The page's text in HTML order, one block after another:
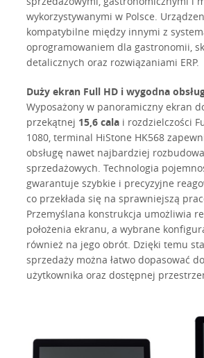
wykorzystywanymi w Polsce.
kompatybilne między innymi z
oprogramowaniem dla gastronomii,
detalicznych oraz rozwiązaniami ERP.
Duży ekran Full HD i wygodna
Wyposażony w panoramiczny ekran
przekątnej 15,6 cala i rozdzielczości
1080, terminal HiStone HK568
obsługę nawet najbardziej
sprzedażowych. Technologia
gwarantuje szybkie i precyzyjne
co przekłada się na sprawniejszą
Przemyślana konstrukcja umożliwia
położenia ekranu, a wybrane
również na jego obrót. Dzięki temu
sprzedaży można łatwo dopasować
użytkownika oraz dostępnej